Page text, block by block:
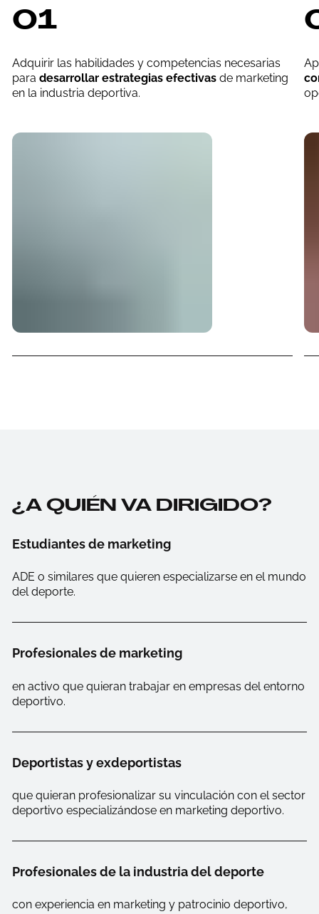
01
Adquirir las habilidades y competencias necesarias
para desarrollar estrategias efectivasde marketing
en la industria deportiva.
¿A QUIÉN VA DIRIGIDO?
Estudiantes de marketing
ADE o similares que quieren especializarse en el mundo
del deporte.
Profesionales de marketing
en activo que quieran trabajar en empresas del entorno
deportivo.
Deportistas y exdeportistas
que quieran profesionalizar su vinculación con el sector
deportivo especializándose en marketing deportivo.
Profesionales de la industria del deporte
con experiencia en marketing y patrocinio deportivo,